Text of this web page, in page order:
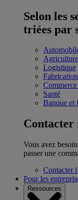
Selon les
triées par
Agriculture
Logistique
Fabrication
Santé
Banque et
Contacter
Vous avez
passer une
Contacter
Pour les
Ressources